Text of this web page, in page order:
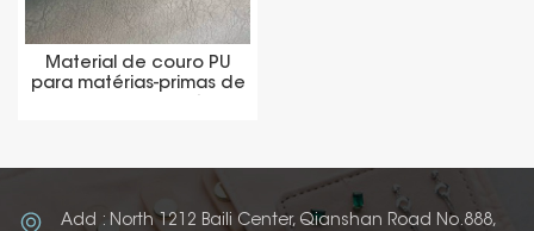
Material de couro PU
para matérias-primas de
Add : North 1212 Baili Center, Qianshan Road No.888,